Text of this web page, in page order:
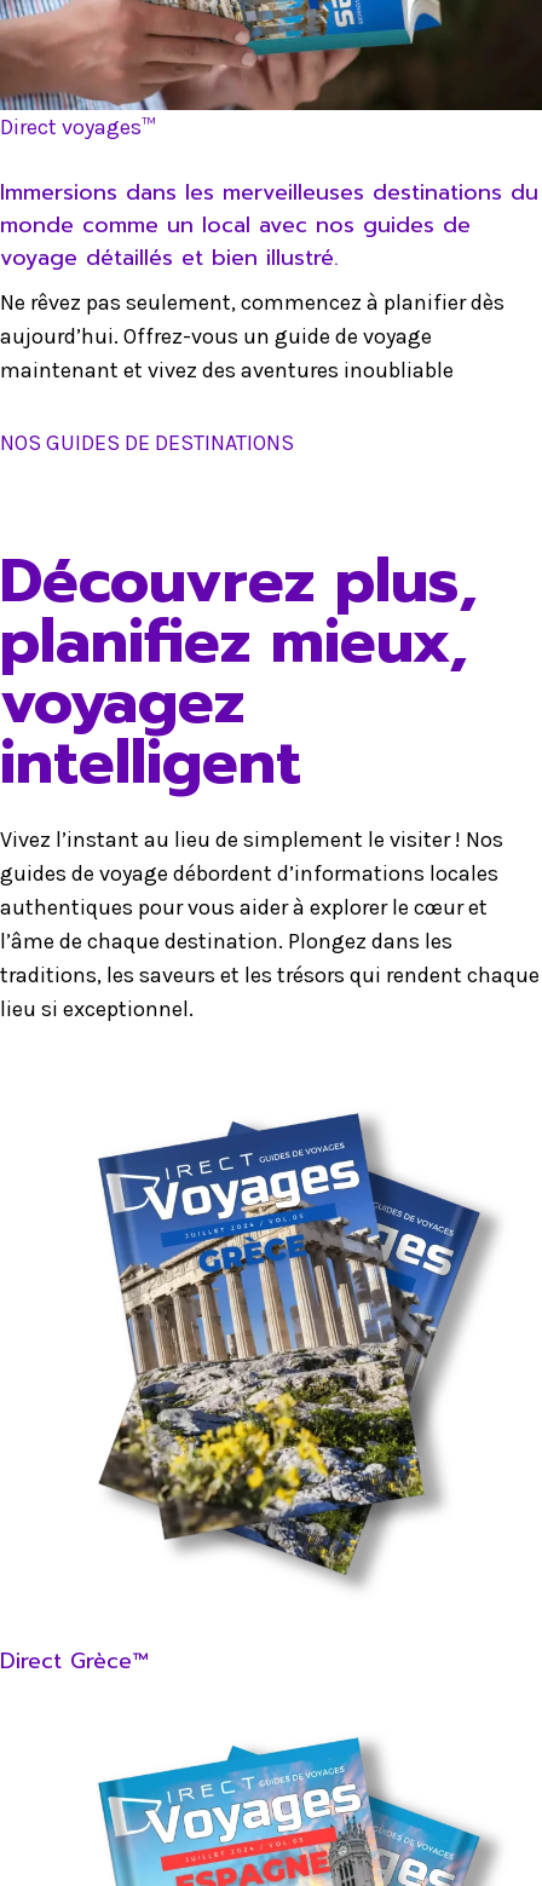
Direct voyages™
Immersions dans les merveilleuses destinations du
monde comme un local avec nos guides de
voyage détaillés et bien illustré.
Ne rêvez pas seulement, commencez à planifier dès
aujourd’hui. Offrez-vous un guide de voyage
maintenant et vivez des aventures inoubliable
NOS GUIDES DE DESTINATIONS
Découvrez plus,
planifiez mieux,
voyagez
intelligent
Vivez l’instant au lieu de simplement le visiter ! Nos
guides de voyage débordent d’informations locales
authentiques pour vous aider à explorer le cœur et
l’âme de chaque destination. Plongez dans les
traditions, les saveurs et les trésors qui rendent chaque
lieu si exceptionnel.
Direct Grèce™